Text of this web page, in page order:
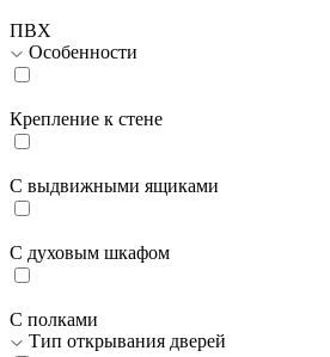
ПВХ
Особенности
Крепление к стене
С выдвижными ящиками
С духовым шкафом
С полками
Тип открывания дверей